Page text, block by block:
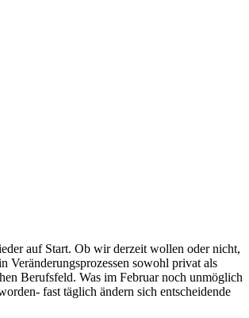
auf Start. Ob wir derzeit wollen oder nicht,
Veränderungsprozessen sowohl privat als
Berufsfeld. Was im Februar noch unmöglich
fast täglich ändern sich entscheidende